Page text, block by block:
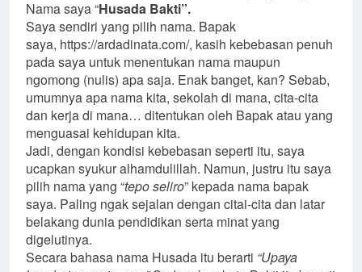
Nama saya “Husada Bakti”.
Saya sendiri yang pilih nama. Bapak
saya, https://ardadinata.com/, kasih kebebasan penuh
pada saya untuk menentukan nama maupun
ngomong (nulis) apa saja. Enak banget, kan? Sebab,
umumnya apa nama kita, sekolah di mana, cita-cita
dan kerja di mana… ditentukan oleh Bapak atau yang
menguasai kehidupan kita.
Jadi, dengan kondisi kebebasan seperti itu, saya
ucapkan syukur alhamdulillah. Namun, justru itu saya
pilih nama yang “tepo seliro” kepada nama bapak
saya. Paling ngak sejalan dengan citai-cita dan latar
belakang dunia pendidikan serta minat yang
digelutinya.
Secara bahasa nama Husada itu berarti “Upaya